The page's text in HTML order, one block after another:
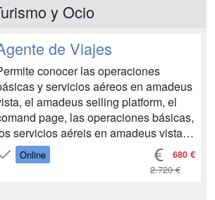
y Ocio
de Viajes
conocer las operaciones
y servicios aéreos en amadeus
el amadeus selling platform, el
page, las operaciones básicas,
servicios aéreis en amadeus vista,
el PNR, los procedimientos para
peticiones y reservas especiales, las
Online 680 €
2.720 €